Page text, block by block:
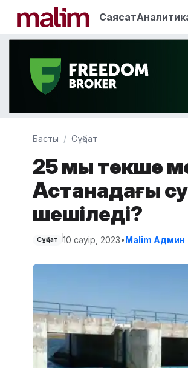
Саясат
Басты Сұқбат
25 мың текше
Астанадағы
шешіледі?
Сұқбат 10 сәуір, 2023•Malim Админ